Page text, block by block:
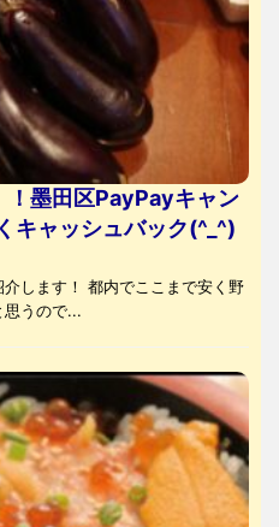
！墨田区PayPayキャン
キャッシュバック(^_^)
します！ 都内でここまで安く野
思うので...